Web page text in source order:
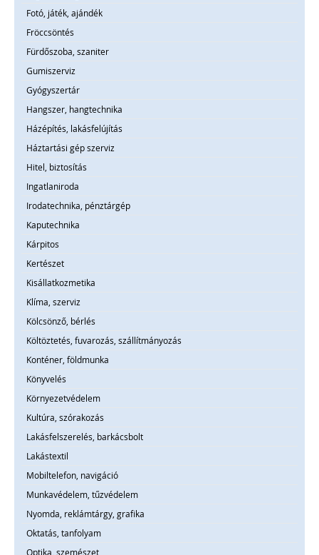
Fotó, játék, ajándék
Fröccsöntés
Fürdőszoba, szaniter
Gumiszerviz
Gyógyszertár
Hangszer, hangtechnika
Házépítés, lakásfelújítás
Háztartási gép szerviz
Hitel, biztosítás
Ingatlaniroda
Irodatechnika, pénztárgép
Kaputechnika
Kárpitos
Kertészet
Kisállatkozmetika
Klíma, szerviz
Kölcsönző, bérlés
Költöztetés, fuvarozás, szállítmányozás
Konténer, földmunka
Könyvelés
Környezetvédelem
Kultúra, szórakozás
Lakásfelszerelés, barkácsbolt
Lakástextil
Mobiltelefon, navigáció
Munkavédelem, tűzvédelem
Nyomda, reklámtárgy, grafika
Oktatás, tanfolyam
Optika, szemészet